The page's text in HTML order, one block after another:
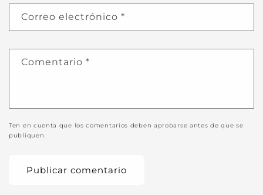
Correo electrónico *
Comentario *
Ten en cuenta que los comentarios deben aprobarse antes de que se
publiquen.